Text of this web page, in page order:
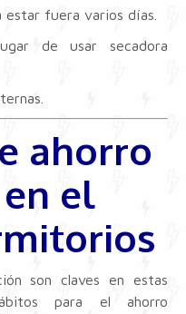
estar fuera varios días.
de usar secadora
ahorro
el
son claves en estas
para el ahorro